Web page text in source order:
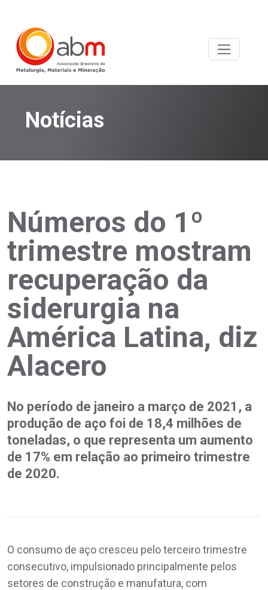
Notícias
Números do 1º
trimestre mostram
recuperação da
siderurgia na
América Latina, diz
Alacero
No período de janeiro a março de 2021, a
produção de aço foi de 18,4 milhões de
toneladas, o que representa um aumento
de 17% em relação ao primeiro trimestre
de 2020.
O consumo de aço cresceu pelo terceiro trimestre
consecutivo, impulsionado principalmente pelos
setores de construção e manufatura, com